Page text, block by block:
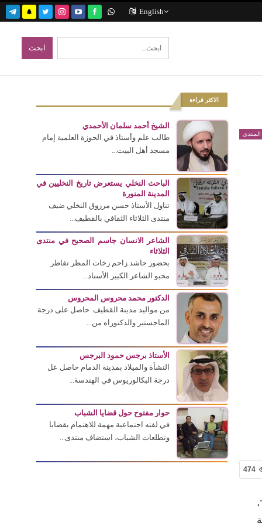
English
474
الاكثر قراءة
الشيخ أحمد سلمان الأحمدي
طالب علم وأستاذ في الحوزة العلمية إمام
مسجد أهل البيت...
الباحث النخلي يستعرض تاريخ النخليين في
المدينة المنورة
تناول الأستاذ حسن مرزوق النخلي ضيف
منتدى الثلاثاء الثقافي بالقطيف...
الشاعر الانسان جاسم الصحيح في منتدى
الثلاثاء
بحضور حاشد زاحم زخات المطر تقاطر
محبو الشاعر الكبير الأستاذ...
الدكتور محمد محروس المحروس
من مواليد مدينة القطيف. حاصل على درجة
الماجستير والدكتوراه من...
الأستاذ برجس حمود البرجس
النشأة والميلاد بمدينة الدمام حاصل عل
درجة البكالوريوس في الهندسة...
حوار مفتوح حول قضايا الشباب
في لفته اجتماعية مهمة للاهتمام بقضايا
وتطلعات الشباب، استضاف منتدى...